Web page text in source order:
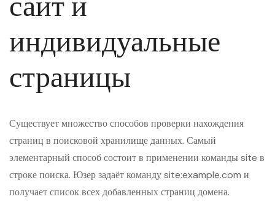
индивидуальные
страницы
Существует множество способов проверки нахождения
страниц в поисковой хранилище данных. Самый
элементарный способ состоит в применении команды site в
строке поиска. Юзер задаёт команду site:example.com и
получает список всех добавленных страниц домена.